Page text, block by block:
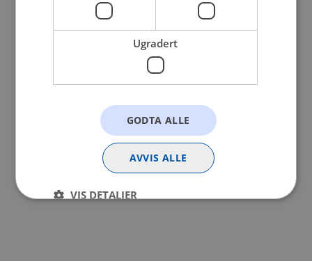
Ugradert
GODTA ALLE
AVVIS ALLE
VIS DETALJER